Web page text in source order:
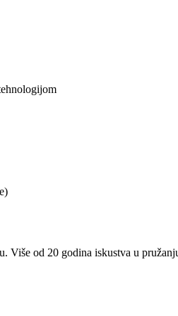
Više od 20 godina iskustva u